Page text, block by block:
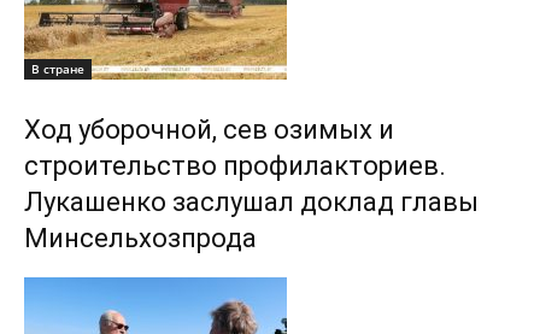
В стране
Ход уборочной, сев озимых и
строительство профилакториев.
Лукашенко заслушал доклад главы
Минсельхозпрода